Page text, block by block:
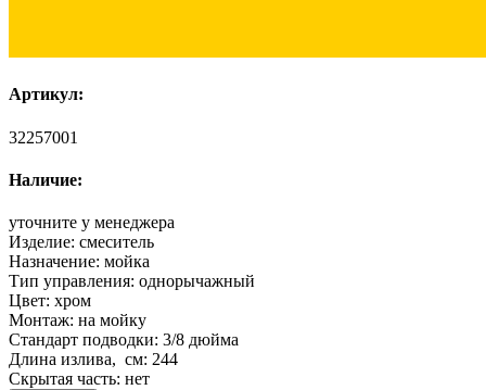
Артикул:
32257001
Наличие:
уточните у менеджера
Изделие: смеситель
Назначение: мойка
Тип управления: однорычажный
Цвет: хром
Монтаж: на мойку
Стандарт подводки: 3/8 дюйма
Длина излива, см: 244
Скрытая часть: нет